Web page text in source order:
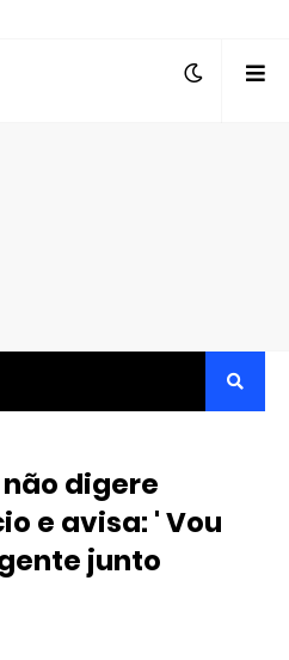
Clovis Almeida.
TRANSPARENTE E
digere
e avisa: ' Vou
junto